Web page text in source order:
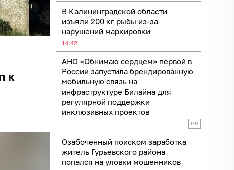
В Калининградской области
изъяли 200 кг рыбы из-за
нарушений маркировки
14:42
АНО «Обнимаю сердцем» первой в
России запустила брендированную
мобильную связь на
инфраструктуре Билайна для
регулярной поддержки
инклюзивных проектов
Озабоченный поиском заработка
житель Гурьевского района
попался на уловки мошенников
к